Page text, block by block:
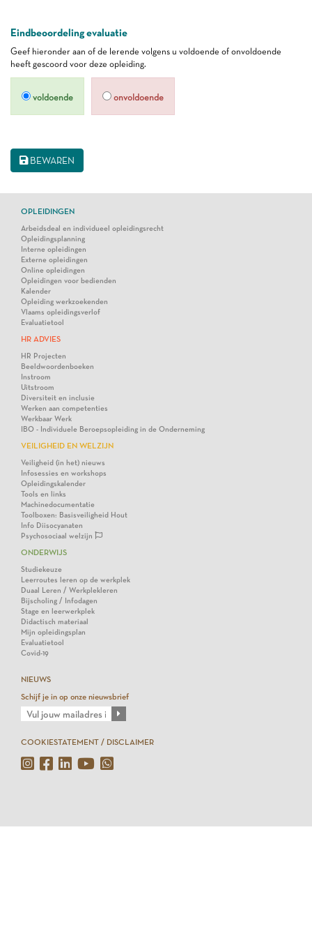
Eindbeoordeling evaluatie
Geef hieronder aan of de lerende volgens u voldoende of onvoldoende
heeft gescoord voor deze opleiding.
voldoende onvoldoende
BEWAREN
OPLEIDINGEN
Arbeidsdeal en individueel opleidingsrecht
Opleidingsplanning
Interne opleidingen
Externe opleidingen
Online opleidingen
Opleidingen voor bedienden
Kalender
Opleiding werkzoekenden
Vlaams opleidingsverlof
Evaluatietool
HR ADVIES
HR Projecten
Beeldwoordenboeken
Instroom
Uitstroom
Diversiteit en inclusie
Werken aan competenties
Werkbaar Werk
IBO - Individuele Beroepsopleiding in de Onderneming
VEILIGHEID EN WELZIJN
Veiligheid (in het) nieuws
Infosessies en workshops
Opleidingskalender
Tools en links
Machinedocumentatie
Toolboxen: Basisveiligheid Hout
Info Diisocyanaten
Psychosociaal welzijn
ONDERWIJS
Studiekeuze
Leerroutes leren op de werkplek
Duaal Leren / Werkplekleren
Bijscholing / Infodagen
Stage en leerwerkplek
Didactisch materiaal
Mijn opleidingsplan
Evaluatietool
Covid-19
NIEUWS
Schijf je in op onze nieuwsbrief
COOKIESTATEMENT / DISCLAIMER